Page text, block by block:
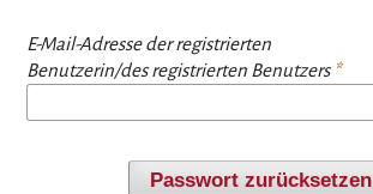
E-Mail-Adresse der registrierten
Benutzerin/des registrierten Benutzers *
Passwort zurücksetzen